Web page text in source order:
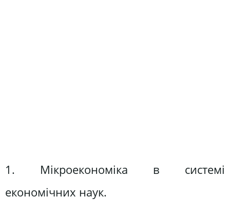
1. Мікроекономіка в системі
економічних наук.